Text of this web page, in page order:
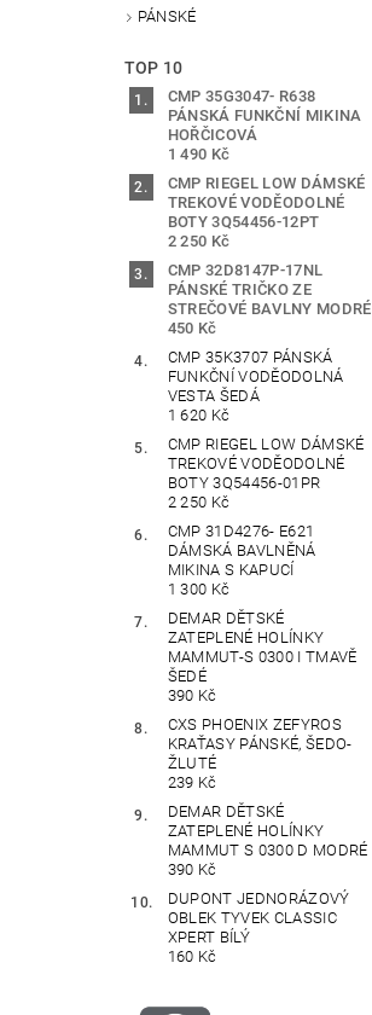
PÁNSKÉ
TOP 10
CMP 35G3047- R638
PÁNSKÁ FUNKČNÍ MIKINA
HOŘČICOVÁ
1 490 Kč
CMP RIEGEL LOW DÁMSKÉ
TREKOVÉ VODĚODOLNÉ
BOTY 3Q54456-12PT
2 250 Kč
CMP 32D8147P-17NL
PÁNSKÉ TRIČKO ZE
STREČOVÉ BAVLNY MODRÉ
450 Kč
CMP 35K3707 PÁNSKÁ
FUNKČNÍ VODĚODOLNÁ
VESTA ŠEDÁ
1 620 Kč
CMP RIEGEL LOW DÁMSKÉ
TREKOVÉ VODĚODOLNÉ
BOTY 3Q54456-01PR
2 250 Kč
CMP 31D4276- E621
DÁMSKÁ BAVLNĚNÁ
MIKINA S KAPUCÍ
1 300 Kč
DEMAR DĚTSKÉ
ZATEPLENÉ HOLÍNKY
MAMMUT-S 0300 I TMAVĚ
ŠEDÉ
390 Kč
CXS PHOENIX ZEFYROS
KRAŤASY PÁNSKÉ, ŠEDO-
ŽLUTÉ
239 Kč
DEMAR DĚTSKÉ
ZATEPLENÉ HOLÍNKY
MAMMUT S 0300 D MODRÉ
390 Kč
DUPONT JEDNORÁZOVÝ
OBLEK TYVEK CLASSIC
XPERT BÍLÝ
160 Kč